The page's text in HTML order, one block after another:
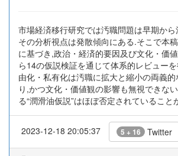
市場経済移行研究では汚職問題は早期か
その分析視点は発散傾向にある.そこで本
に基づき,政治・経済的要因及び文化・価
ら14の仮説検証を通じて体系的レビュー
由化・私有化は汚職に拡大と縮小の両義
り,かつ文化・価値観の影響も無視できな
る“潤滑油仮説”はほぼ否定されていること
2023-12-18 20:05:37 5 + 16 Twitter